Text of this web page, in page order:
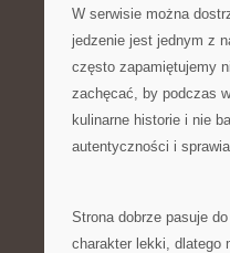
W serwisie można
jedzenie jest jednym z
często zapamiętujemy
zachęcać, by podczas
kulinarne historie i nie
autentyczności i
Strona dobrze pasuje
charakter lekki, dlatego